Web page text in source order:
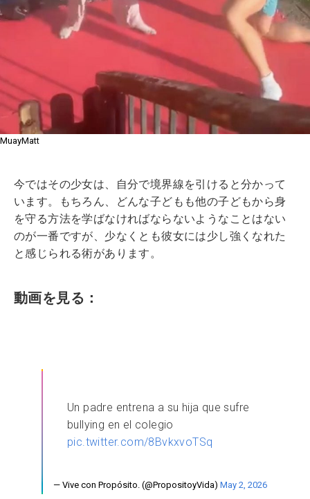
MuayMatt
今ではその少女は、自分で境界線を引けると分かって
います。もちろん、どんな子どもも他の子どもから身
を守る方法を学ばなければならないようなことはない
のが一番ですが、少なくとも彼女には少し強くなれた
と感じられる術があります。
動画を見る：
Un padre entrena a su hija que sufre
bullying en el colegio
pic.twitter.com/8BvkxvoTSq
— Vive con Propósito. (@PropositoyVida) May 2, 2026